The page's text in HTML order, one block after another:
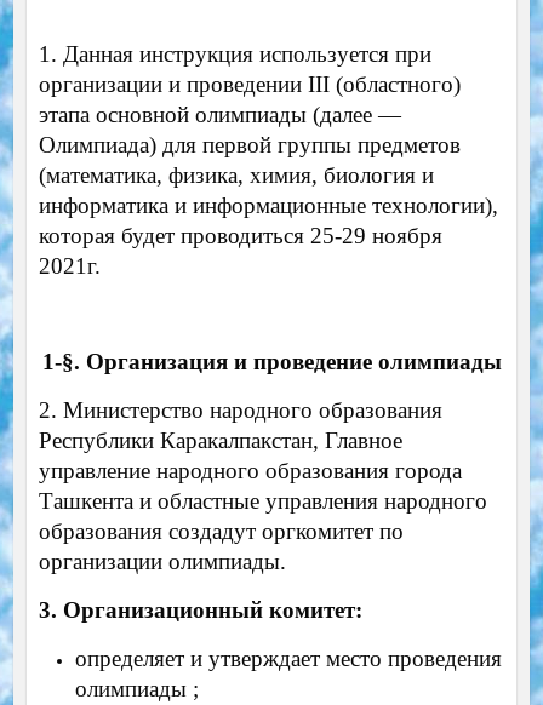
1. Данная инструкция используется при
организации и проведении III (областного)
этапа основной олимпиады (далее —
Олимпиада) для первой группы предметов
(математика, физика, химия, биология и
информатика и информационные технологии),
которая будет проводиться 25-29 ноября
2021г.
1-§. Организация и проведение олимпиады
2. Министерство народного образования
Республики Каракалпакстан, Главное
управление народного образования города
Ташкента и областные управления народного
образования создадут оргкомитет по
организации олимпиады.
3. Организационный комитет:
определяет и утверждает место проведения
олимпиады ;